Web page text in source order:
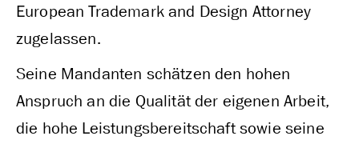
European Trademark and Design Attorney
zugelassen.
Seine Mandanten schätzen den hohen
Anspruch an die Qualität der eigenen Arbeit,
die hohe Leistungsbereitschaft sowie seine